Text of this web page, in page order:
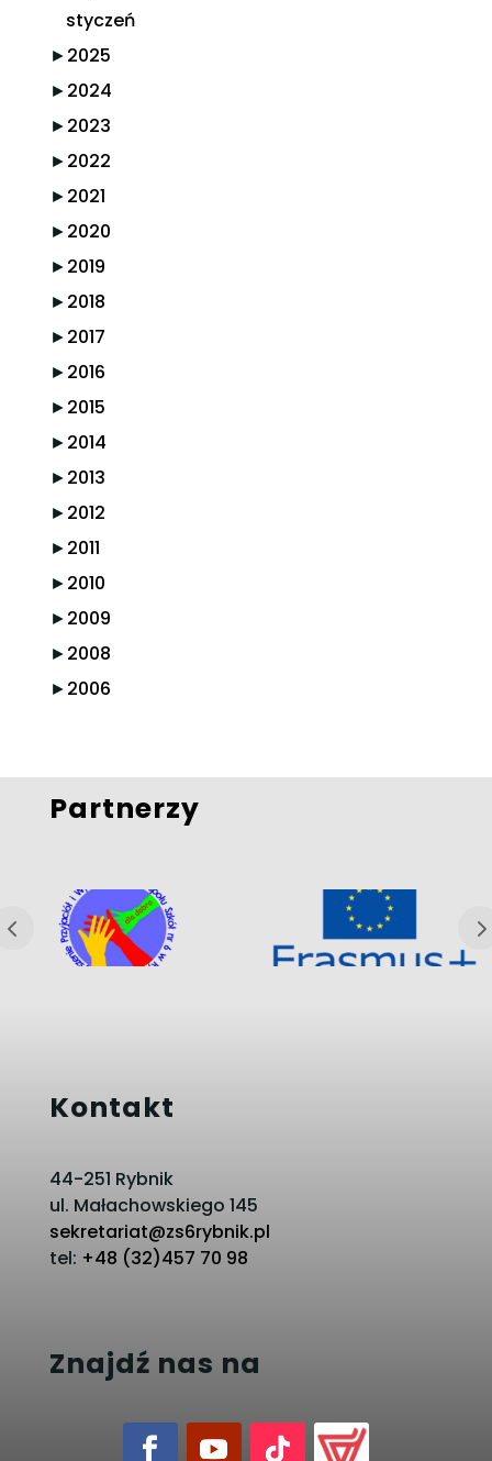
styczeń
►2025
►2024
►2023
►2022
►2021
►2020
►2019
►2018
►2017
►2016
►2015
►2014
►2013
►2012
►2011
►2010
►2009
►2008
►2006
Partnerzy
Kontakt
44-251 Rybnik
ul. Małachowskiego 145
sekretariat@zs6rybnik.pl
tel: +48 (32)457 70 98
Znajdź nas na